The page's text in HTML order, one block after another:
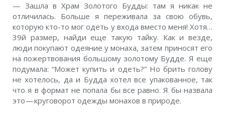
— Зашла в Храм Золотого Будды: там я никак не
отличилась. Больше я переживала за свою обувь,
которую кто-то мог одеть у входа вместо меня! Хотя…
39й размер, найди еще такую тайку. Как и везде,
люди покупают одеяние у монаха, затем приносят его
на пожертвования большому золотому Будде. Я еще
подумала: “Может купить и одеть?” Но брить голову
не хотелось, да и Будда хотел все упакованное, так
что я в формат не попала бы все равно. Я бы назвала
это — круговорот одежды монахов в природе.